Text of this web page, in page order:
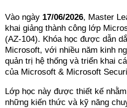
Vào ngày 17/06/2026, Master
khai giảng thành công lớp
(AZ-104). Khóa học được dẫn
Microsoft, với nhiều năm kinh
quản trị hệ thống và triển khai
của Microsoft & Microsoft
Lớp học này được thiết kế
những kiến thức và kỹ năng